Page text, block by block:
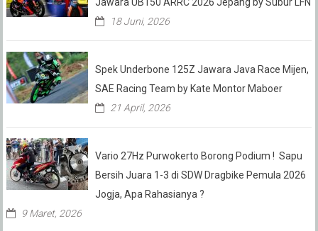
18 Juni, 2026
Spek Underbone 125Z Jawara Java Race Mijen,
SAE Racing Team by Kate Montor Maboer
21 April, 2026
Vario 27Hz Purwokerto Borong Podium ! Sapu
Bersih Juara 1-3 di SDW Dragbike Pemula 2026
Jogja, Apa Rahasianya ?
9 Maret, 2026